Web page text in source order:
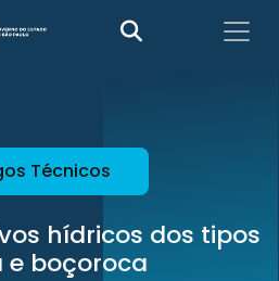
Técnicos
hídricos dos tipos
e boçoroca